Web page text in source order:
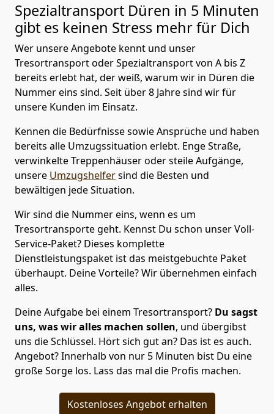
Spezialtransport Düren in 5 Minuten
gibt es keinen Stress mehr für Dich
Wer unsere Angebote kennt und unser
Tresortransport oder Spezialtransport von A bis Z
bereits erlebt hat, der weiß, warum wir in Düren die
Nummer eins sind. Seit über 8 Jahre sind wir für
unsere Kunden im Einsatz.
Kennen die Bedürfnisse sowie Ansprüche und haben
bereits alle Umzugssituation erlebt. Enge Straße,
verwinkelte Treppenhäuser oder steile Aufgänge,
unsere Umzugshelfersind die Besten und
bewältigen jede Situation.
Wir sind die Nummer eins, wenn es um
Tresortransporte geht. Kennst Du schon unser Voll-
Service-Paket? Dieses komplette
Dienstleistungspaket ist das meistgebuchte Paket
überhaupt. Deine Vorteile? Wir übernehmen einfach
alles.
Deine Aufgabe bei einem Tresortransport? Du sagst
uns, was wir alles machen sollen, und übergibst
uns die Schlüssel. Hört sich gut an? Das ist es auch.
Angebot? Innerhalb von nur 5 Minuten bist Du eine
große Sorge los. Lass das mal die Profis machen.
Kostenloses Angebot erhalten